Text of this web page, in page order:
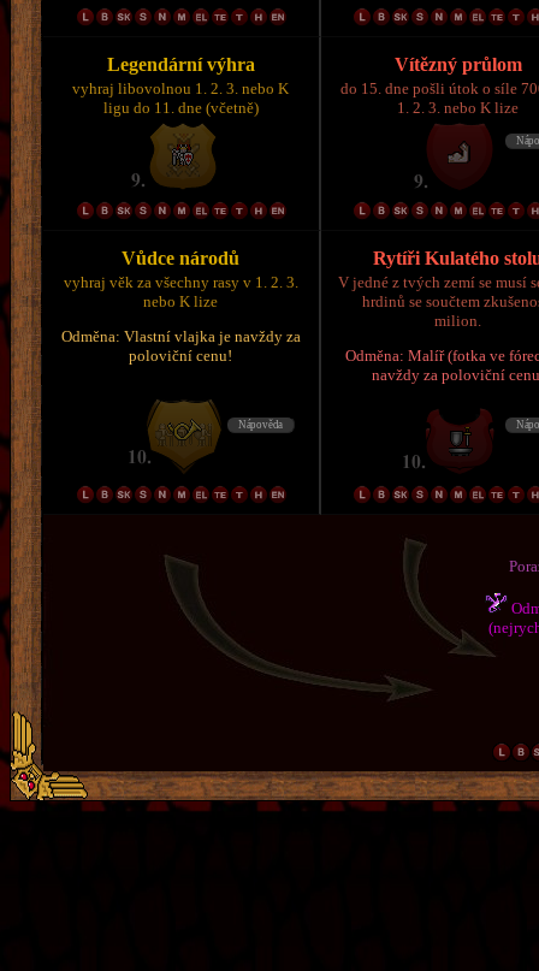
Legendární výhra
vyhraj libovolnou 1. 2. 3. nebo K
ligu do 11. dne (včetně)
Vítězný průlom
do 15. dne pošli útok o síle
1. 2. 3. nebo K lize
Vůdce národů
vyhraj věk za všechny rasy v 1. 2. 3.
nebo K lize
Odměna: Vlastní vlajka je navždy za
poloviční cenu!
Rytíři Kulatého
V jedné z tvých zemí se musí
hrdinů se součtem
milion.
Odměna: Malíř (fotka ve
navždy za poloviční